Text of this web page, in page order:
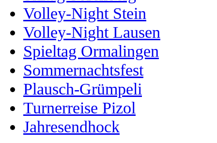
Volley-Night Stein
Volley-Night Lausen
Spieltag Ormalingen
Sommernachtsfest
Plausch-Grümpeli
Turnerreise Pizol
Jahresendhock